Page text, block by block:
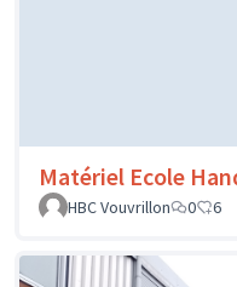
Matériel Ecole
HBC Vouvrillon
0 6